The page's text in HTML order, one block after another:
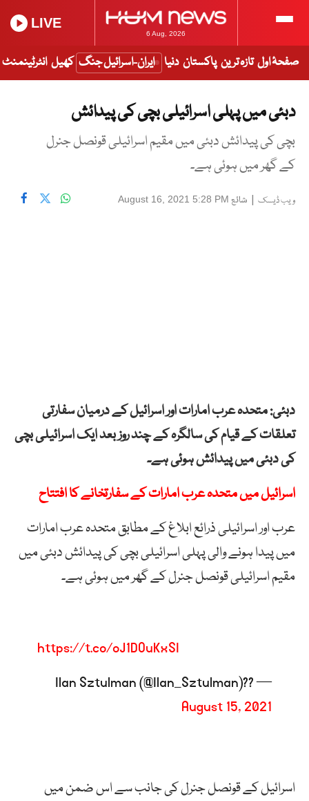
6 Aug, 2026
LIVE
صفحۂ اول تازہ ترین پاکستان دنیا ایران-اسرائیل جنگ کھیل انٹرٹینمنٹ
دبئی میں پہلی اسرائیلی بچی کی پیدائش
بچی کی پیدائش دبئی میں مقیم اسرائیلی قونصل جنرل
کے گھر میں ہوئی ہے۔
ویب ڈیسک | شائع August 16, 2021 5:28 PM
دبئی: متحدہ عرب امارات اور اسرائیل کے درمیان سفارتی
تعلقات کے قیام کی سالگرہ کے چند روز بعد ایک اسرائیلی بچی
کی دبئی میں پیدائش ہوئی ہے۔
اسرائیل میں متحدہ عرب امارات کے سفارتخانے کا افتتاح
عرب اور اسرائیلی ذرائع ابلاغ کے مطابق متحدہ عرب امارات
میں پیدا ہونے والی پہلی اسرائیلی بچی کی پیدائش دبئی میں
مقیم اسرائیلی قونصل جنرل کے گھر میں ہوئی ہے۔
https://t.co/oJ1DOuKxSI
— ??Ilan Sztulman (@Ilan_Sztulman)
August 15, 2021
اسرائیل کے قونصل جنرل کی جانب سے اس ضمن میں